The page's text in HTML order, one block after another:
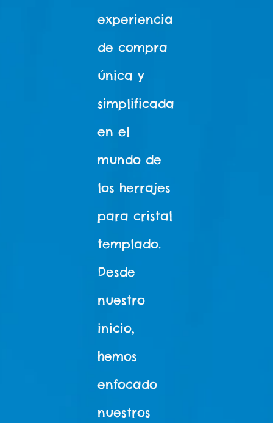
experiencia
de compra
única y
simplificada
en el
mundo de
los herrajes
para cristal
templado.
Desde
nuestro
inicio,
hemos
enfocado
nuestros